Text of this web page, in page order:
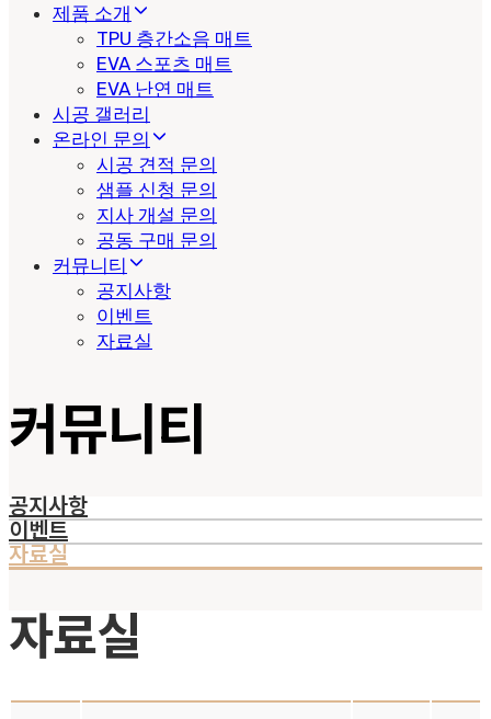
제품 소개
TPU 층간소음 매트
EVA 스포츠 매트
EVA 난연 매트
시공 갤러리
온라인 문의
시공 견적 문의
샘플 신청 문의
지사 개설 문의
공동 구매 문의
커뮤니티
공지사항
이벤트
자료실
커뮤니티
공지사항
이벤트
자료실
자료실